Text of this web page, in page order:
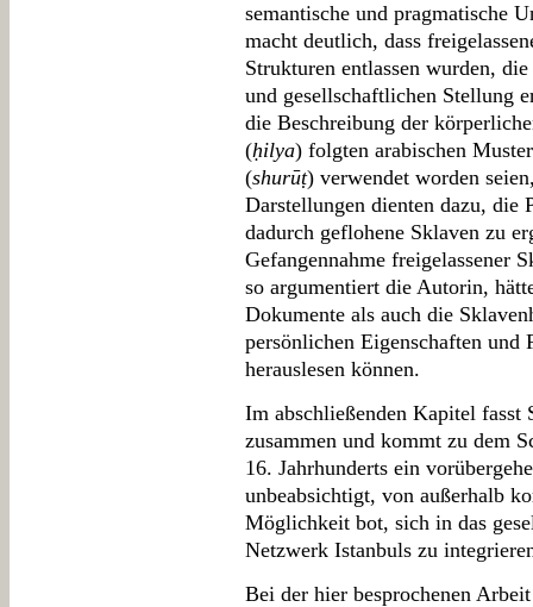
semantische und pragmatische
macht deutlich, dass
Strukturen entlassen wurden,
und gesellschaftlichen Stellung
die Beschreibung der
(ḥilya) folgten arabischen
(shurūṭ) verwendet worden
Darstellungen dienten dazu, die
dadurch geflohene Sklaven zu
Gefangennahme freigelassener
so argumentiert die Autorin,
Dokumente als auch die
persönlichen Eigenschaften und
herauslesen können.
Im abschließenden Kapitel fasst
zusammen und kommt zu dem
16. Jahrhunderts ein
unbeabsichtigt, von außerhalb
Möglichkeit bot, sich in das
Netzwerk Istanbuls zu
Bei der hier besprochenen